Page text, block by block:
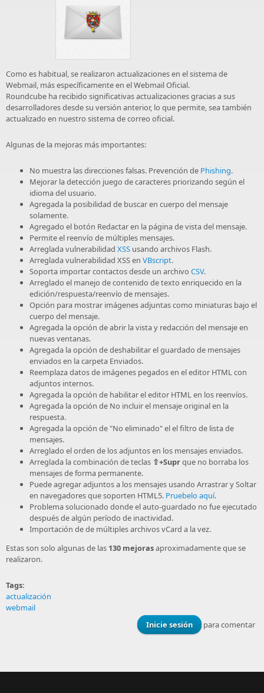
Como es habitual, se realizaron actualizaciones en el sistema de
Webmail, más específicamente en el Webmail Oficial.
Roundcube ha recibido significativas actualizaciones gracias a sus
desarrolladores desde su versión anterior, lo que permite, sea también
actualizado en nuestro sistema de correo oficial.
Algunas de la mejoras más importantes:
No muestra las direcciones falsas. Prevención de Phishing.
Mejorar la detección juego de caracteres priorizando según el
idioma del usuario.
Agregada la posibilidad de buscar en cuerpo del mensaje
solamente.
Agregado el botón Redactar en la página de vista del mensaje.
Permite el reenvío de múltiples mensajes.
Arreglada vulnerabilidad XSS usando archivos Flash.
Arreglada vulnerabilidad XSS en VBscript.
Soporta importar contactos desde un archivo CSV.
Arreglado el manejo de contenido de texto enriquecido en la
edición/respuesta/reenvío de mensajes.
Opción para mostrar imágenes adjuntas como miniaturas bajo el
cuerpo del mensaje.
Agregada la opción de abrir la vista y redacción del mensaje en
nuevas ventanas.
Agregada la opción de deshabilitar el guardado de mensajes
enviados en la carpeta Enviados.
Reemplaza datos de imágenes pegados en el editor HTML con
adjuntos internos.
Agregada la opción de habilitar el editor HTML en los reenvíos.
Agregada la opción de No incluir el mensaje original en la
respuesta.
Agregada la opción de "No eliminado" el el filtro de lista de
mensajes.
Arreglado el orden de los adjuntos en los mensajes enviados.
Arreglada la combinación de teclas ⇧+Suprque no borraba los
mensajes de forma permanente.
Puede agregar adjuntos a los mensajes usando Arrastrar y Soltar
en navegadores que soporten HTML5. Pruebelo aquí.
Problema solucionado donde el auto-guardado no fue ejecutado
después de algún período de inactividad.
Importación de de múltiples archivos vCard a la vez.
Estas son solo algunas de las 130 mejorasaproximadamente que se
realizaron.
Tags:
actualización
webmail
Inicie sesión
para comentar